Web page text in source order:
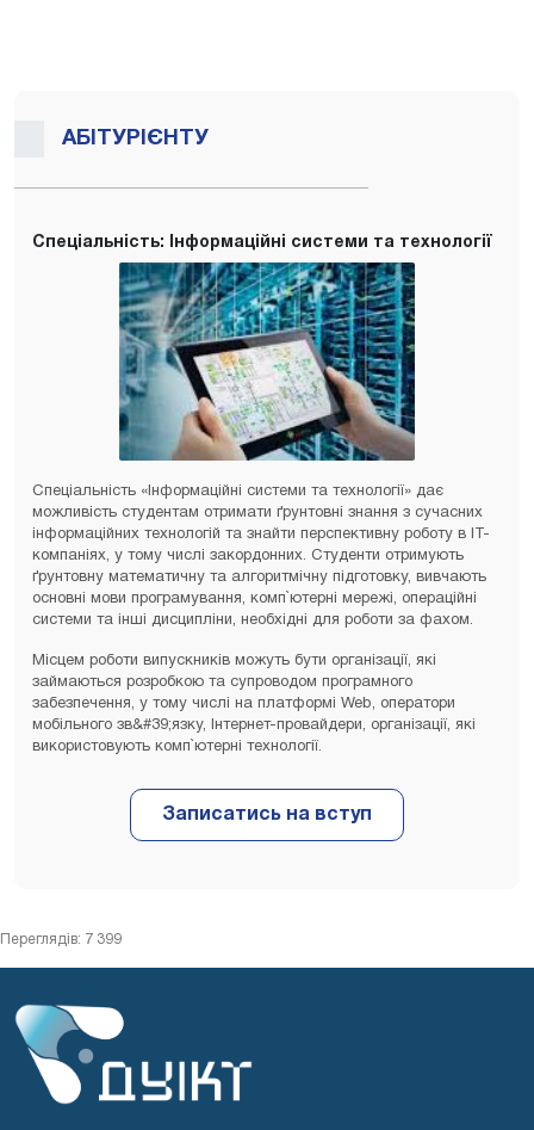
АБІТУРІЄНТУ
Спеціальність: Інформаційні системи та технології
Спеціальність «Інформаційні системи та технології» дає
можливість студентам отримати ґрунтовні знання з сучасних
інформаційних технологій та знайти перспективну роботу в ІТ-
компаніях, у тому числі закордонних. Студенти отримують
ґрунтовну математичну та алгоритмічну підготовку, вивчають
основні мови програмування, комп`ютерні мережі, операційні
системи та інші дисципліни, необхідні для роботи за фахом.
Місцем роботи випускників можуть бути організації, які
займаються розробкою та супроводом програмного
забезпечення, у тому числі на платформі Web, оператори
мобільного зв&#39;язку, Інтернет-провайдери, організації, які
використовують комп`ютерні технології.
Переглядів: 7 399